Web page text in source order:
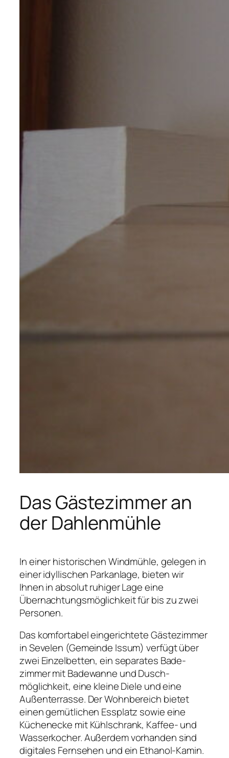
Das Gästezimmer an
der Dahlenmühle
In einer historischen Windmühle, gelegen in
einer idyllischen Parkanlage, bieten wir
Ihnen in absolut ruhiger Lage eine
Übernachtungsmöglichkeit für bis zu zwei
Personen.
Das komfortabel eingerichtete Gästezimmer
in Sevelen (Gemeinde Issum) verfügt über
zwei Einzelbetten, ein separates Bade­
zimmer mit Bade­wanne und Dusch­
möglichkeit, eine kleine Diele und eine
Außen­terrasse. Der Wohnbereich bietet
einen gemütlichen Ess­platz sowie eine
Küchen­ecke mit Kühlschrank, Kaffee- und
Wasserkocher. Außerdem vorhanden sind
digitales Fernsehen und ein Ethanol-Kamin.